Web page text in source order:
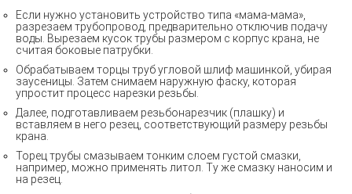
Если нужно установить устройство типа «мама-мама»,
разрезаем трубопровод, предварительно отключив подачу
воды. Вырезаем кусок трубы размером с корпус крана, не
считая боковые патрубки.
Обрабатываем торцы труб угловой шлиф машинкой, убирая
заусеницы. Затем снимаем наружную фаску, которая
упростит процесс нарезки резьбы.
Далее, подготавливаем резьбонарезчик (плашку) и
вставляем в него резец, соответствующий размеру резьбы
крана.
Торец трубы смазываем тонким слоем густой смазки,
например, можно применять литол. Ту же смазку наносим и
на резец.